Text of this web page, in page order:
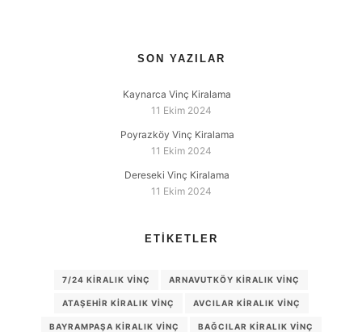
SON YAZILAR
Kaynarca Vinç Kiralama
11 Ekim 2024
Poyrazköy Vinç Kiralama
11 Ekim 2024
Dereseki Vinç Kiralama
11 Ekim 2024
ETIKETLER
7/24 KIRALIK VINÇ ARNAVUTKÖY KIRALIK VINÇ
ATAŞEHIR KIRALIK VINÇ AVCILAR KIRALIK VINÇ
BAYRAMPAŞA KIRALIK VINÇ BAĞCILAR KIRALIK VINÇ